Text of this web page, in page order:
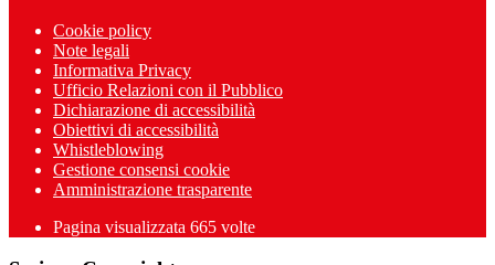
Cookie policy
Note legali
Informativa Privacy
Ufficio Relazioni con il Pubblico
Dichiarazione di accessibilità
Obiettivi di accessibilità
Whistleblowing
Gestione consensi cookie
Amministrazione trasparente
Pagina visualizzata 665 volte